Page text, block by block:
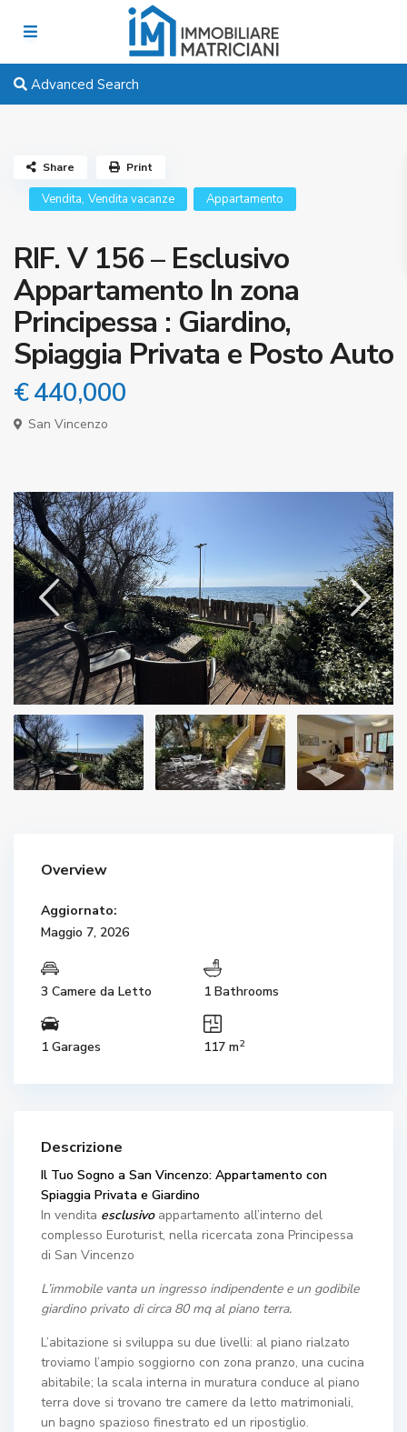
Advanced Search
Vendita, Vendita vacanze Appartamento
RIF. V 156 – Esclusivo
Appartamento In zona
Principessa : Giardino,
Spiaggia Privata e Posto Auto
€ 440,000
San Vincenzo
Share Print
Overview
Aggiornato:
Maggio 7, 2026
3 Camere da Letto 1 Bathrooms
1 Garages 117 m2
Descrizione
Il Tuo Sogno a San Vincenzo: Appartamento con
Spiaggia Privata e Giardino
In vendita esclusivoappartamento all’interno del
complesso Euroturist, nella ricercata zona Principessa
di San Vincenzo
L’immobile vanta un ingresso indipendente e un godibile
giardino privato di circa 80 mq al piano terra.
L’abitazione si sviluppa su due livelli: al piano rialzato
troviamo l’ampio soggiorno con zona pranzo, una cucina
abitabile; la scala interna in muratura conduce al piano
terra dove si trovano tre camere da letto matrimoniali,
un bagno spazioso finestrato ed un ripostiglio.